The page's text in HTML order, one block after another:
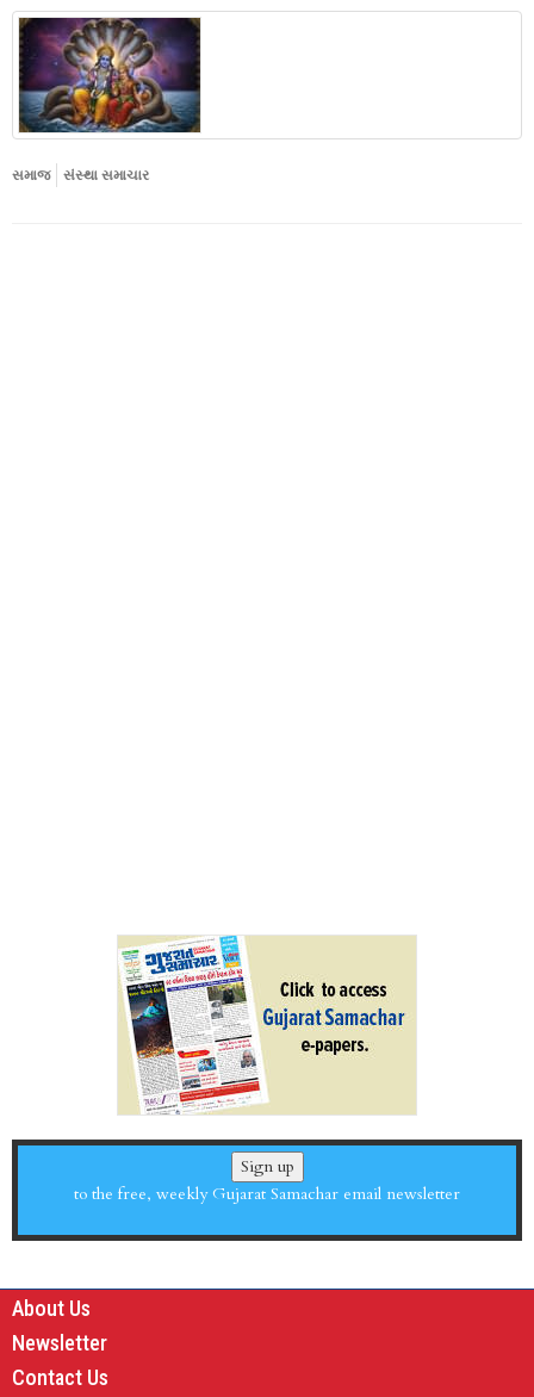
સમાજ સંસ્થા સમાચાર
Sign up
to the free, weekly Gujarat Samachar email newsletter
About Us
Newsletter
Contact Us